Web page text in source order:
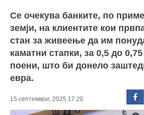
Се очекува банките, по
земји, на клиентите кои
стан за живеење да им
каматни стапки, за 0,5 до
поени, што би донело
евра.
15 септември, 2025 17:20